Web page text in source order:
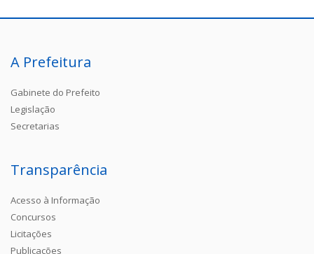
A Prefeitura
Gabinete do Prefeito
Legislação
Secretarias
Transparência
Acesso à Informação
Concursos
Licitações
Publicações